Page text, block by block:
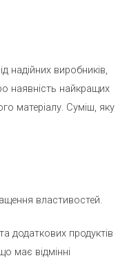
надійних виробників,
наявність найкращих
матеріалу. Суміш, яку
властивостей.
додаткових продуктів
має відмінні